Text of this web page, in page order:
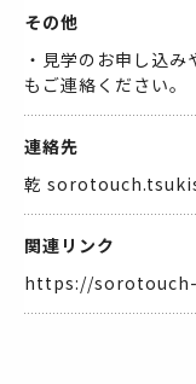
その他
・見学のお申し込
もご連絡ください。
連絡先
乾
関連リンク
https://